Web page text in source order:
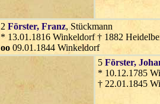
2 Förster, Franz, Stückmann
* 13.01.1816 Winkeldorf † 1882
oo 09.01.1844 Winkeldorf
5 Förster,
* 10.12.1785
† 22.01.1845